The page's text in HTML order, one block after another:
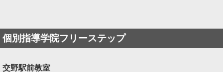
個別指導学院フリーステップ
交野駅前教室